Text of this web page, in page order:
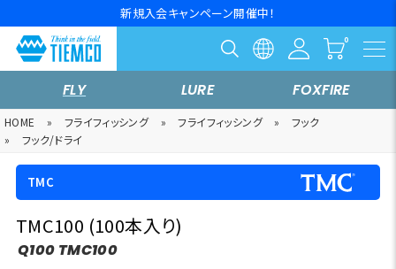
新規入会キャンペーン開催中！
FLY LURE FOXFIRE
HOME » フライフィッシング » フライフィッシング »
フック
»
フック/ドライ
TMC
TMC100 (100本入り)
Q100 TMC100